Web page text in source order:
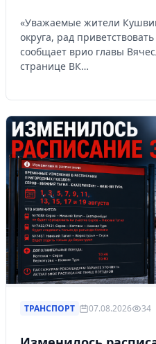
«Уважаемые жители
округа, рад
сообщает врио главы
странице ВК…
ТРАНСПОРТ 07.08.2026 34